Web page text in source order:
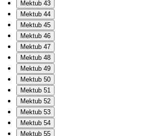
Mektub 43
Mektub 44
Mektub 45
Mektub 46
Mektub 47
Mektub 48
Mektub 49
Mektub 50
Mektub 51
Mektub 52
Mektub 53
Mektub 54
Mektub 55